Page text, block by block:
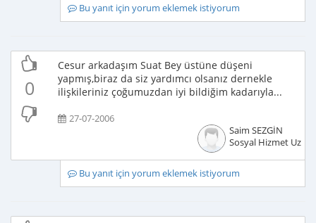
Bu yanıt için yorum eklemek istiyorum
0
Cesur arkadaşım Suat Bey üstüne düşeni
yapmış,biraz da siz yardımcı olsanız dernekle
ilişkileriniz çoğumuzdan iyi bildiğim kadarıyla...
27-07-2006
Saim SEZGİN
Sosyal Hizmet
Bu yanıt için yorum eklemek istiyorum